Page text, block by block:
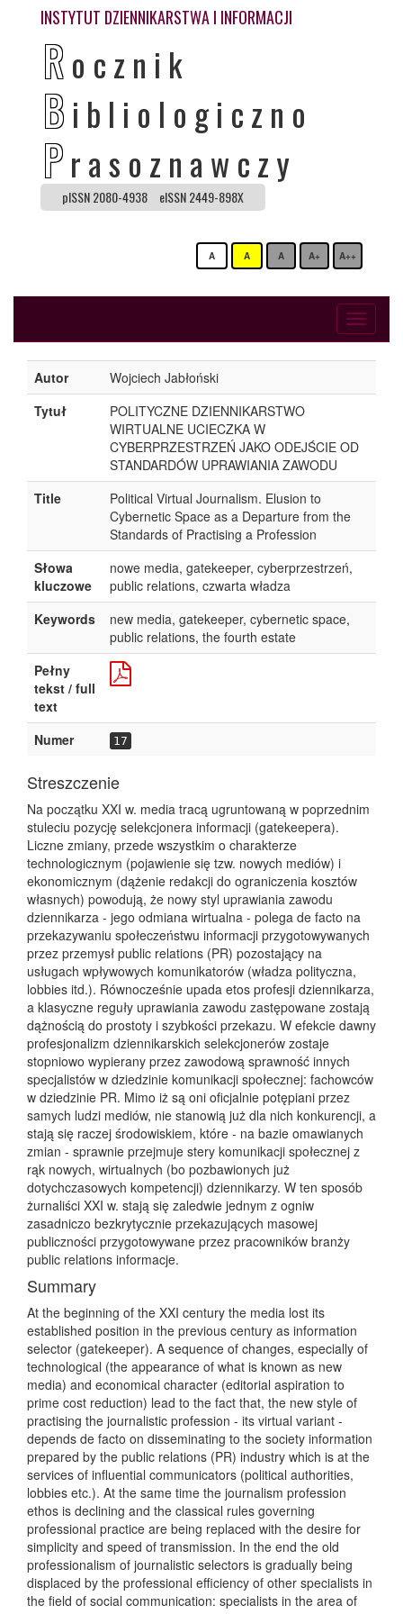
INSTYTUT DZIENNIKARSTWA I INFORMACJI
Rocznik
B ibliologiczno
Prasoznawczy
pISSN 2080-4938 eISSN 2449-898X
A A A A+ A++
Toggle
Autor
Wojciech Jabłoński
Tytuł
POLITYCZNE DZIENNIKARSTWO
WIRTUALNE UCIECZKA W
CYBERPRZESTRZEŃ JAKO ODEJŚCIE OD
STANDARDÓW UPRAWIANIA ZAWODU
Title
Political Virtual Journalism. Elusion to
Cybernetic Space as a Departure from the
Standards of Practising a Profession
Słowa
kluczowe
nowe media, gatekeeper, cyberprzestrzeń,
public relations, czwarta władza
Keywords
new media, gatekeeper, cybernetic space,
public relations, the fourth estate
Pełny
tekst / full
text
Numer
17
Streszczenie
Na początku XXI w. media tracą ugruntowaną w poprzednim
stuleciu pozycję selekcjonera informacji (gatekeepera).
Liczne zmiany, przede wszystkim o charakterze
technologicznym (pojawienie się tzw. nowych mediów) i
ekonomicznym (dążenie redakcji do ograniczenia kosztów
własnych) powodują, że nowy styl uprawiania zawodu
dziennikarza - jego odmiana wirtualna - polega de facto na
przekazywaniu społeczeństwu informacji przygotowywanych
przez przemysł public relations (PR) pozostający na
usługach wpływowych komunikatorów (władza polityczna,
lobbies itd.). Równocześnie upada etos profesji dziennikarza,
a klasyczne reguły uprawiania zawodu zastępowane zostają
dążnością do prostoty i szybkości przekazu. W efekcie dawny
profesjonalizm dziennikarskich selekcjonerów zostaje
stopniowo wypierany przez zawodową sprawność innych
specjalistów w dziedzinie komunikacji społecznej: fachowców
w dziedzinie PR. Mimo iż są oni oficjalnie potępiani przez
samych ludzi mediów, nie stanowią już dla nich konkurencji, a
stają się raczej środowiskiem, które - na bazie omawianych
zmian - sprawnie przejmuje stery komunikacji społecznej z
rąk nowych, wirtualnych (bo pozbawionych już
dotychczasowych kompetencji) dziennikarzy. W ten sposób
żurnaliści XXI w. stają się zaledwie jednym z ogniw
zasadniczo bezkrytycznie przekazujących masowej
publiczności przygotowywane przez pracowników branży
public relations informacje.
Summary
At the beginning of the XXI century the media lost its
established position in the previous century as information
selector (gatekeeper). A sequence of changes, especially of
technological (the appearance of what is known as new
media) and economical character (editorial aspiration to
prime cost reduction) lead to the fact that, the new style of
practising the journalistic profession - its virtual variant -
depends de facto on disseminating to the society information
prepared by the public relations (PR) industry which is at the
services of influential communicators (political authorities,
lobbies etc.). At the same time the journalism profession
ethos is declining and the classical rules governing
professional practice are being replaced with the desire for
simplicity and speed of transmission. In the end the old
professionalism of journalistic selectors is gradually being
displaced by the professional efficiency of other specialists in
the field of social communication: specialists in the area of